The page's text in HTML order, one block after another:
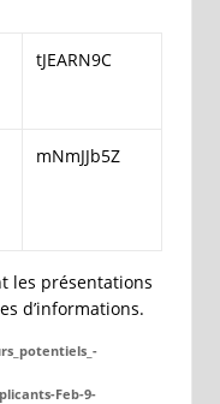
tJEARN9C
mNmJJb5Z
les présentations
d’informations.
Feb-9-